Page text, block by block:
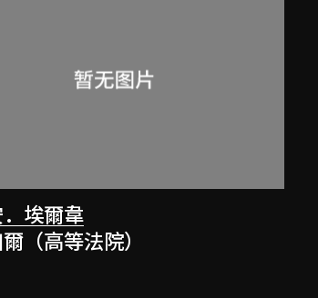
埃爾韋
（高等法院）